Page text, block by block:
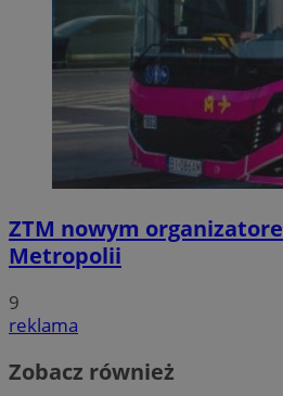
ZTM nowym
Metropolii
9
reklama
Zobacz również